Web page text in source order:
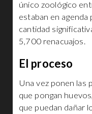
único zoológico
estaban en agenda
cantidad
5,700 renacuajos.
El proceso
Una vez ponen las
que pongan
que puedan dañar